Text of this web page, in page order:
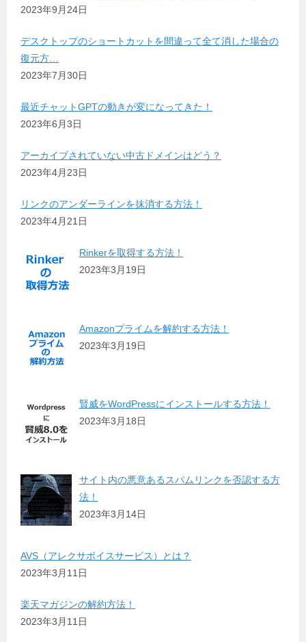
2023年9月24日
デスクトップのショートカットを間違って全て消した場合の
復元方…
2023年7月30日
最近チャットGPTの動きが変になってきた！
2023年6月3日
アーカイブされていない中古ドメインはどう？
2023年4月23日
リンクのアンダーラインを抹消する方法！
2023年4月21日
Rinkerを取得する方法！
2023年3月19日
Amazonプライムを解約する方法！
2023年3月19日
賢威をWordPressにインストールする方法！
2023年3月18日
サイト内の悪意あるスパムリンクを否認する方
法！
2023年3月14日
AVS（アレクサボイスサービス）とは？
2023年3月11日
楽天マガジンの解約方法！
2023年3月11日